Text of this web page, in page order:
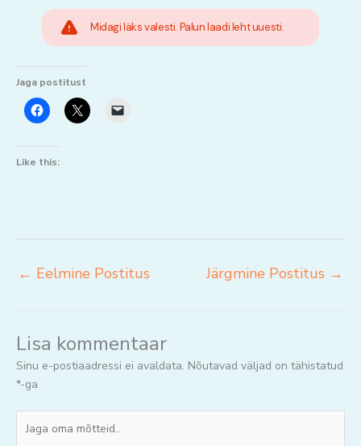
Midagi läks valesti. Palun laadi leht uuesti.
Jaga postitust
Like this:
← Eelmine Postitus Järgmine Postitus →
Lisa kommentaar
Sinu e-postiaadressi ei avaldata. Nõutavad väljad on tähistatud
*-ga
oma